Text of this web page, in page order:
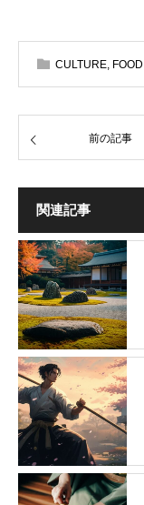
CULTURE, FOOD
前の記事
関連記事